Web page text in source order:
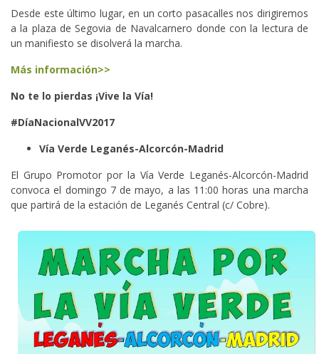
Desde este último lugar, en un corto pasacalles nos dirigiremos
a la plaza de Segovia de Navalcarnero donde con la lectura de
un manifiesto se disolverá la marcha.
Más información>>
No te lo pierdas ¡Vive la Vía!
#DíaNacionalVV2017
Vía Verde Leganés-Alcorcón-Madrid
El Grupo Promotor por la Vía Verde Leganés-Alcorcón-Madrid
convoca el domingo 7 de mayo, a las 11:00 horas una marcha
que partirá de la estación de Leganés Central (c/ Cobre).